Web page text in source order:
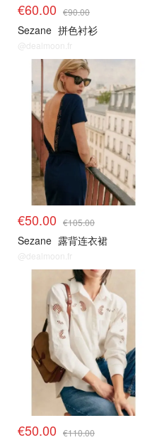
€60.00 €90.00
Sezane 拼色衬衫
@dealmoon.fr
€50.00 €105.00
Sezane 露背连衣裙
@dealmoon.fr
€50.00 €110.00